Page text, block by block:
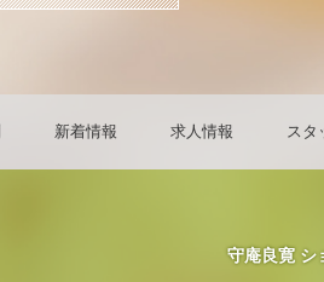
新着情報 求人情報 スタ
守庵良寛 シ